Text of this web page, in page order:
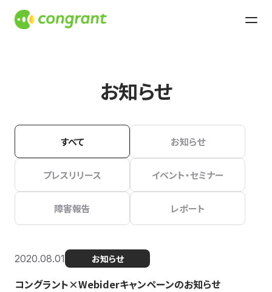
お知らせ
すべて お知らせ
プレスリリース イベント・セミナー
障害報告 レポート
2020.08.01 お知らせ
コングラント×Webiderキャンペーンのお知らせ